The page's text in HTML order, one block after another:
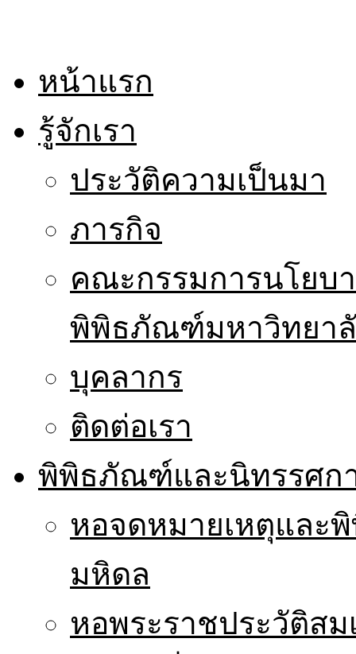
หน้าแรก
รู้จักเรา
ประวัติความเป็นมา
ภารกิจ
คณะกรรมการนโยบ
พิพิธภัณฑ์มหาวิทยา
บุคลากร
ติดต่อเรา
พิพิธภัณฑ์และนิทรรศก
หอจดหมายเหตุและ
มหิดล
หอพระราชประวัติส